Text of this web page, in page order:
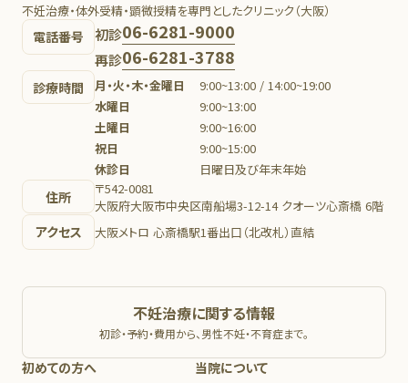
不妊治療・体外受精・顕微授精を専門としたクリニック（大阪）
電話番号 初診06-6281-9000
再診06-6281-3788
診療時間 月・火・木・金曜日
9:00~13:00 / 14:00~19:00
水曜日
9:00~13:00
土曜日
9:00~16:00
祝日
9:00~15:00
休診日
日曜日及び年末年始
住所
〒542-0081
大阪府大阪市中央区南船場3-12-14 クオーツ心斎橋 6階
アクセス 大阪メトロ 心斎橋駅1番出口（北改札）直結
不妊治療に関する情報
初診・予約・費用から、男性不妊・不育症まで。
初めての方へ 当院について